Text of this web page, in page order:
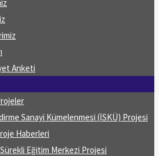
Anketi
Sanayi Kümelenmesi (İSKÜ) Projesi
Haberleri
Sürekli Eğitim Merkezi Projesi